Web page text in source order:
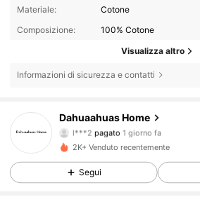
Materiale:
Cotone
Composizione:
100% Cotone
Visualizza altro
Informazioni di sicurezza e contatti
Dahuaahuas Home
4.70
142 Follower
l***2 pagato 1 giorno fa
2K+ Venduto recentemente
Segui